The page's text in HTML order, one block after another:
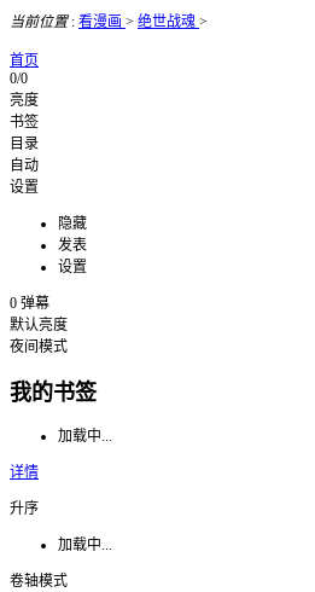
当前位置: 看漫画 > 绝世战魂 >
首页
0/0
亮度
书签
目录
自动
设置
隐藏
发表
设置
0 弹幕
默认亮度
夜间模式
我的书签
加载中...
详情
升序
加载中...
卷轴模式